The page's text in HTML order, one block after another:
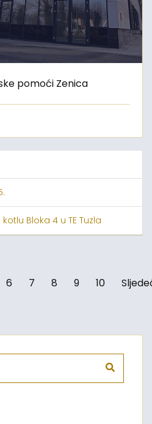
pomoći Zenica
Bloka 4 u TE Tuzla
6 7 8 9 10